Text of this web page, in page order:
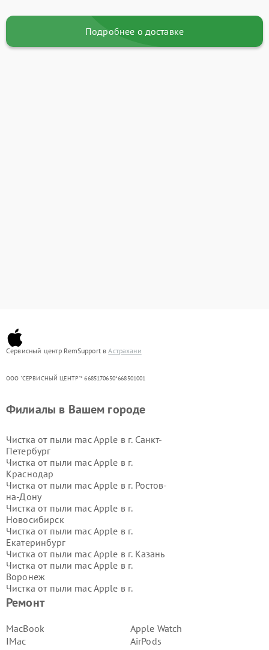
Подробнее о доставке
Сервисный центр RemSupport вАстрахани
ООО "СЕРВИСНЫЙ ЦЕНТР"* 6685170650*668501001
Ремонт
MacBook
IMac
Apple Watch
AirPods
Филиалы в Вашем городе
Чистка от пыли mac Apple в г. Санкт-
Петербург
Чистка от пыли mac Apple в г.
Краснодар
Чистка от пыли mac Apple в г. Ростов-
на-Дону
Чистка от пыли mac Apple в г.
Новосибирск
Чистка от пыли mac Apple в г.
Екатеринбург
Чистка от пыли mac Apple в г. Казань
Чистка от пыли mac Apple в г.
Воронеж
Чистка от пыли mac Apple в г.
Волгоград
Чистка от пыли mac Apple в г. Пермь
Чистка от пыли mac Apple в г.
Красноярск